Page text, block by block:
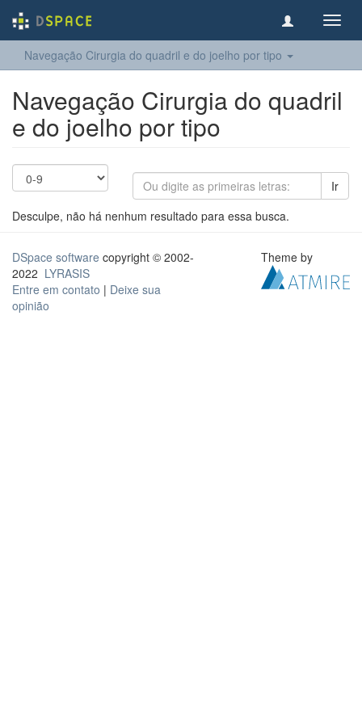
Navegação Cirurgia do quadril e do joelho​ por tipo
Navegação Cirurgia do quadril
e do joelho​ por tipo
Ir
Desculpe, não há nenhum resultado para essa busca.
DSpace software copyright © 2002-
2022 LYRASIS
Entre em contato | Deixe sua
opinião
Theme by